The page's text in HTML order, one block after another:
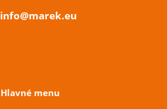
info@marek.eu
Hlavné menu